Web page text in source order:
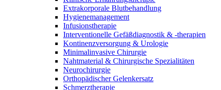
Produktkatalog
Innovation Hub
Extrakorporale Blutbehandlung
Hygienemanagement
Infusionstherapie
Interventionelle Gefäßdiagnostik & -therapien
Kontinenzversorgung & Urologie
Minimalinvasive Chirurgie
Nahtmaterial & Chirurgische Spezialitäten
Neurochirurgie
Orthopädischer Gelenkersatz
Schmerztherapie